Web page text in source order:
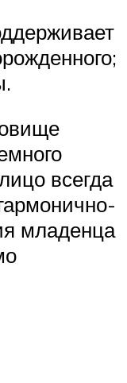
всегда
младенца